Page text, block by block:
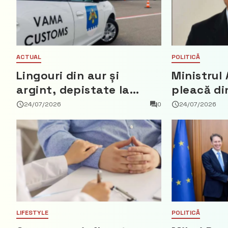
ACTUAL
Lingouri din aur și
argint, depistate la
vama Aeroport
24/07/2026 0
POLITICĂ
Ministrul
pleacă
ce a
parte
Democrat
24/07/2026
LIFESTYLE POLITICĂ